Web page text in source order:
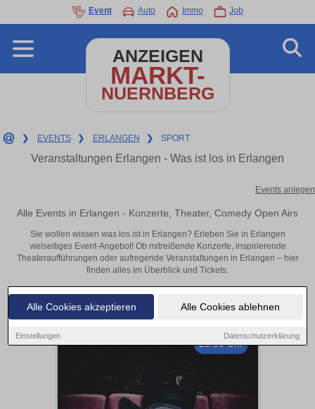
Alle Cookies akzeptieren Alle Cookies ablehnen
Einstellungen Datenschutzerklärung
Event Auto Immo Job
ANZEIGEN
MARKT-
NUERNBERG
❯ EVENTS ❯ ERLANGEN ❯ SPORT
Veranstaltungen Erlangen - Was ist los in Erlangen
Events anlegen
Alle Events in Erlangen - Konzerte, Theater, Comedy Open Airs
Sie wollen wissen was los ist in Erlangen? Erleben Sie in Erlangen
vielseitiges Event-Angebot! Ob mitreißende Konzerte, inspirierende
Theateraufführungen oder aufregende Veranstaltungen in Erlangen – hier
finden alles im Überblick und Tickets.
20:00 Uhr